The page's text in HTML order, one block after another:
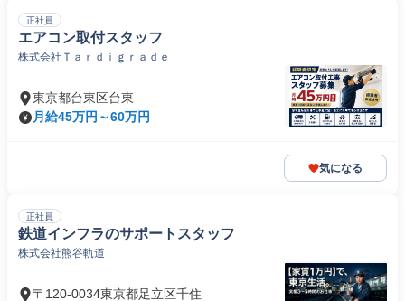
正社員
エアコン取付スタッフ
株式会社Ｔａｒｄｉｇｒａｄｅ
東京都台東区台東
月給45万円～60万円
気になる
正社員
鉄道インフラのサポートスタッフ
株式会社熊谷軌道
〒120-0034東京都足立区千住